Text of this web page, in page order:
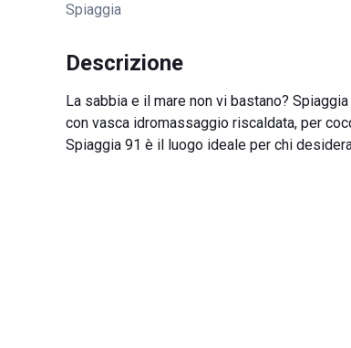
Spiaggia
Descrizione
La sabbia e il mare non vi bastano?
con vasca idromassaggio riscaldata, per
Spiaggia 91 è il luogo ideale per chi